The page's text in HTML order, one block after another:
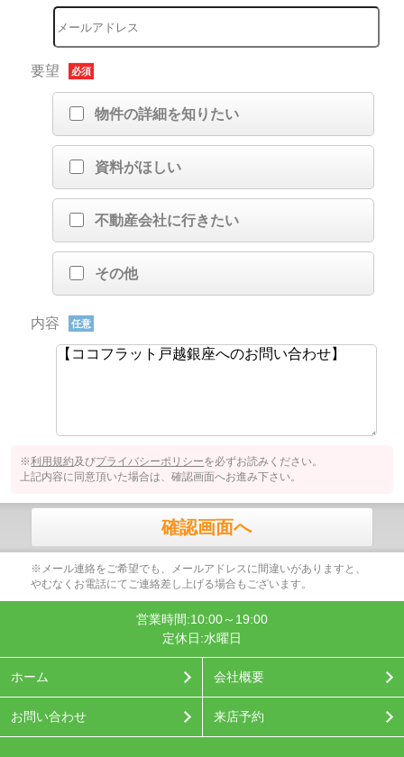
要望 必須
物件の詳細を知りたい
資料がほしい
不動産会社に行きたい
その他
内容 任意
※利用規約及びプライバシーポリシーを必ずお読みください。
上記内容に同意頂いた場合は、確認画面へお進み下さい。
確認画面へ
※メール連絡をご希望でも、メールアドレスに間違いがありますと、
やむなくお電話にてご連絡差し上げる場合もございます。
営業時間:10:00～19:00
定休日:水曜日
ホーム 会社概要
お問い合わせ 来店予約